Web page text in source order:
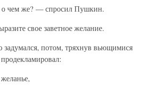
чем же? — спросил Пушкин.
свое заветное желание.
потом, тряхнув вьющимися